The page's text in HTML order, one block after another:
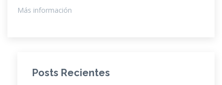
Más información
Posts Recientes